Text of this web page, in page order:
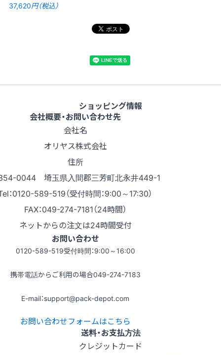
37,620円（税込）
ショッピング情報
会社概要・お問い合わせ先
会社名
オリヤス株式会社
住所
0044 埼玉県入間郡三芳町北永井449-1
：0120-589-519（受付時間：9:00～17:30）
FAX：049-274-7181（24時間）
ネットからの注文は24時間受付
お問い合わせ
0120-589-519受付時間：9:00～16:00
携帯電話からご利用の場合049-274-7183
E-mail：support@pack-depot.com
お問い合わせフォームはこちら
送料・お支払方法
クレジットカード